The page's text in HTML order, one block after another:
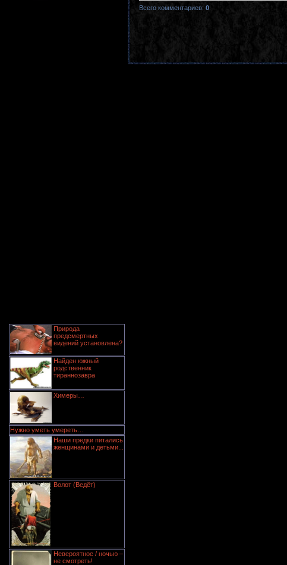
Природа
предсмертных
видений установлена?
Найден южный
родственник
тираннозавра
Химеры…
Нужно уметь умереть…
Наши предки питались
женщинами и детьми...
Волот (Ведёт)
Невероятное / ночью –
не смотреть!
Всего комментариев: 0